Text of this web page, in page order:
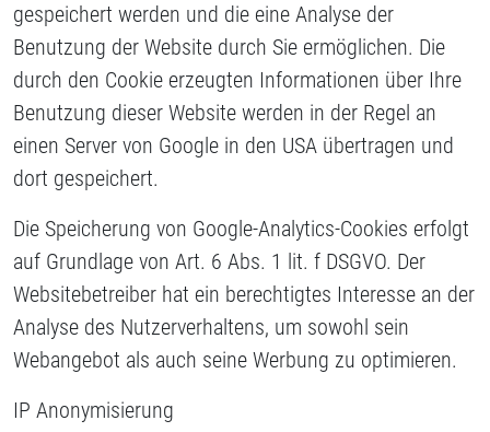
gespeichert werden und die eine Analyse der
Benutzung der Website durch Sie ermöglichen. Die
durch den Cookie erzeugten Informationen über Ihre
Benutzung dieser Website werden in der Regel an
einen Server von Google in den USA übertragen und
dort gespeichert.
Die Speicherung von Google-Analytics-Cookies erfolgt
auf Grundlage von Art. 6 Abs. 1 lit. f DSGVO. Der
Websitebetreiber hat ein berechtigtes Interesse an der
Analyse des Nutzerverhaltens, um sowohl sein
Webangebot als auch seine Werbung zu optimieren.
IP Anonymisierung